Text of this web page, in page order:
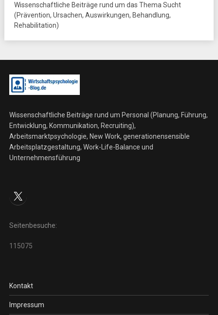
Wissenschaftliche Beiträge rund um das Thema Sucht
(Prävention, Ursachen, Auswirkungen, Behandlung,
Rehabilitation)
Wissenschaftliche Beiträge rund um Personal (Planung, Führung,
Entwicklung, Kommunikation, Recruiting),
Arbeitsmarktpsychologie, New Work, generationensensible
Arbeitsplatzgestaltung, Work-Life-Balance und
Unternehmensführung
X
Seitenbesuche:
115075
Kontakt
Impressum